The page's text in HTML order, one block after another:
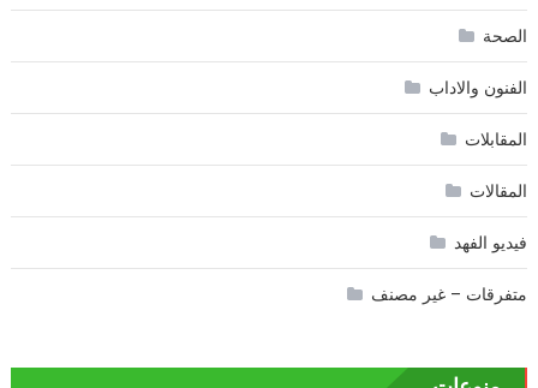
الصحة
الفنون والاداب
المقابلات
المقالات
فيديو الفهد
متفرقات – غير مصنف